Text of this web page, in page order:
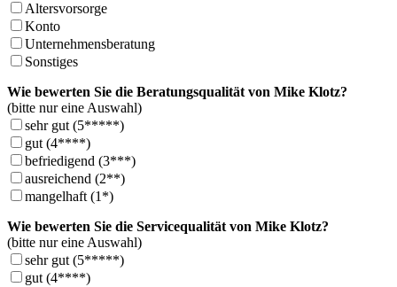
Altersvorsorge
Konto
Unternehmensberatung
Sonstiges
Wie bewerten Sie die Beratungsqualität von Mike Klotz?
(bitte nur eine Auswahl)
sehr gut (5*****)
gut (4****)
befriedigend (3***)
ausreichend (2**)
mangelhaft (1*)
Wie bewerten Sie die Servicequalität von Mike Klotz?
(bitte nur eine Auswahl)
sehr gut (5*****)
gut (4****)